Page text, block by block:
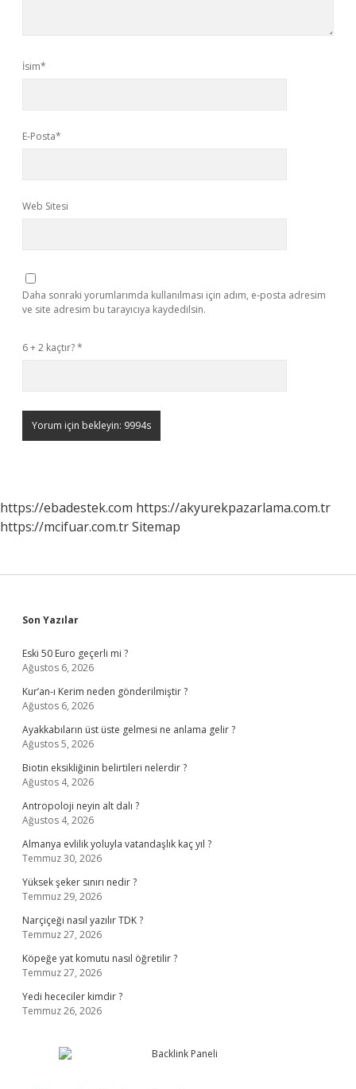
İsim*
E-Posta*
Web Sitesi
Daha sonraki yorumlarımda kullanılması için adım, e-posta adresim
ve site adresim bu tarayıcıya kaydedilsin.
6 + 2 kaçtır?*
https://ebadestek.com https://akyurekpazarlama.com.tr
https://mcifuar.com.trSitemap
Sidebar
Son Yazılar
Eski 50 Euro geçerli mi ?
Ağustos 6, 2026
Kur’an-ı Kerim neden gönderilmiştir ?
Ağustos 6, 2026
Ayakkabıların üst üste gelmesi ne anlama gelir ?
Ağustos 5, 2026
Biotin eksikliğinin belirtileri nelerdir ?
Ağustos 4, 2026
Antropoloji neyin alt dalı ?
Ağustos 4, 2026
Almanya evlilik yoluyla vatandaşlık kaç yıl ?
Temmuz 30, 2026
Yüksek şeker sınırı nedir ?
Temmuz 29, 2026
Narçiçeği nasıl yazılır TDK ?
Temmuz 27, 2026
Köpeğe yat komutu nasıl öğretilir ?
Temmuz 27, 2026
Yedi hececiler kimdir ?
Temmuz 26, 2026